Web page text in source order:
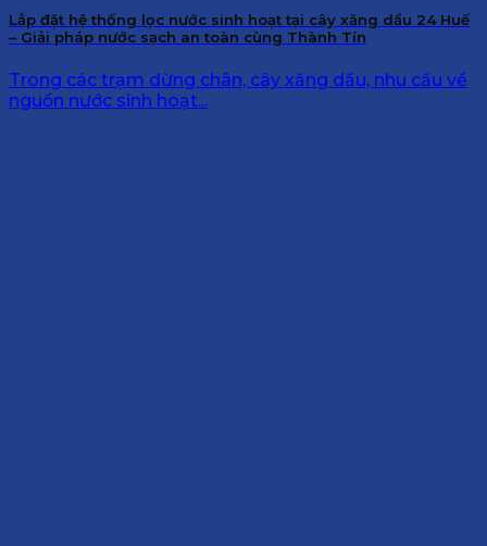
Lắp đặt hệ thống lọc nước sinh hoạt tại cây xăng dầu 24 Huế
– Giải pháp nước sạch an toàn cùng Thành Tín
Trong các trạm dừng chân, cây xăng dầu, nhu cầu về
nguồn nước sinh hoạt...